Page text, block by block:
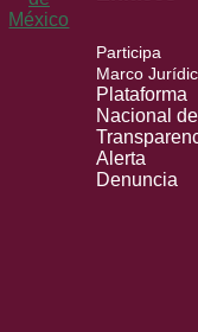
Participa
Marco
Plataforma
Nacional de
Alerta
Denuncia